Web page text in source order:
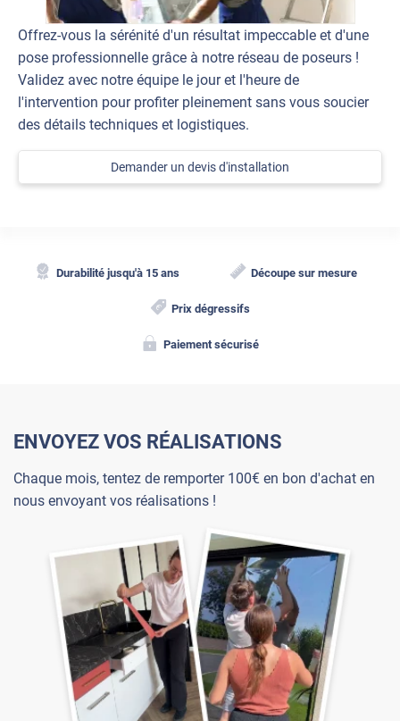
Offrez-vous la sérénité d'un résultat impeccable et d'une
pose professionnelle grâce à notre réseau de poseurs !
Validez avec notre équipe le jour et l'heure de
l'intervention pour profiter pleinement sans vous soucier
des détails techniques et logistiques.
Demander un devis d'installation
Durabilité jusqu'à 15 ans Découpe sur mesure
Prix dégressifs
Paiement sécurisé
ENVOYEZ VOS RÉALISATIONS
Chaque mois, tentez de remporter 100€ en bon d'achat en
nous envoyant vos réalisations !